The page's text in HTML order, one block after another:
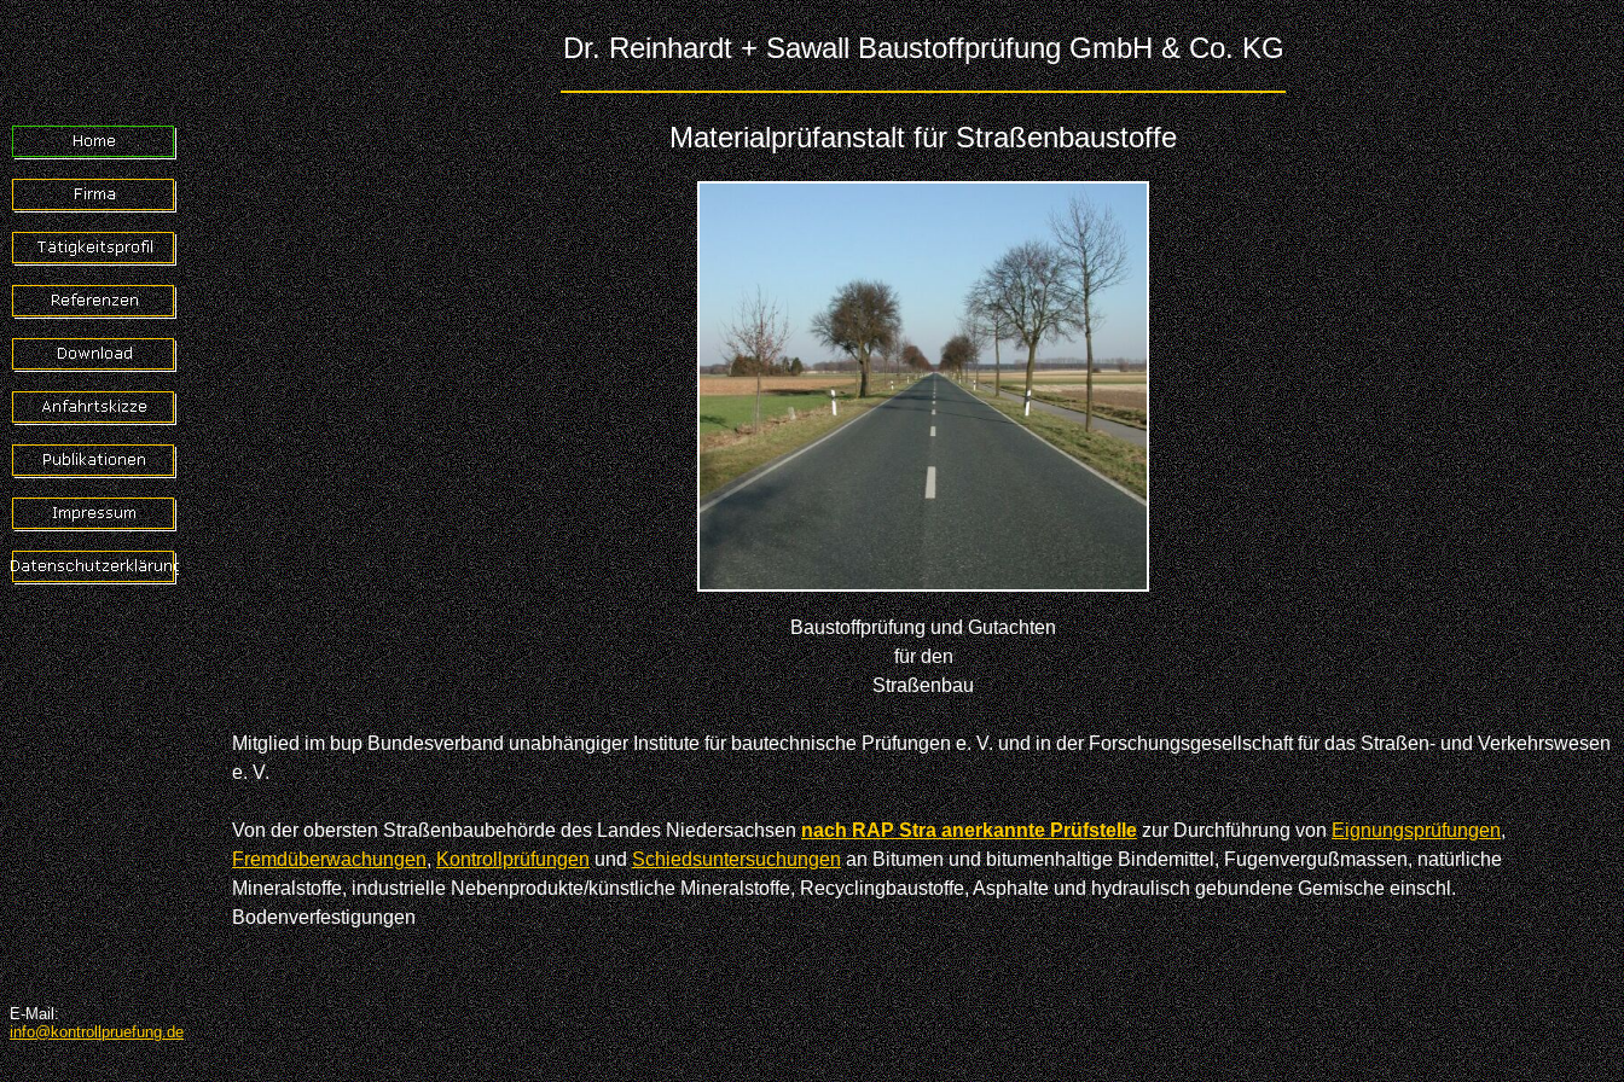
Dr. Reinhardt + Sawall Baustoffprüfung GmbH & Co. KG
Materialprüfanstalt für Straßenbaustoffe
Baustoffprüfung und Gutachten
für den
Straßenbau
Mitglied im bup Bundesverband unabhängiger Institute für bautechnische Prüfungen e. V. und in der Forschungsgesellschaft für das Straßen- und Verkehrswesen
e. V.
Von der obersten Straßenbaubehörde des Landes Niedersachsennach RAP Stra anerkannte Prüfstellezur Durchführung vonEignungsprüfungen,
Fremdüberwachungen,KontrollprüfungenundSchiedsuntersuchungenan Bitumen und bitumenhaltige Bindemittel, Fugenvergußmassen, natürliche
Mineralstoffe, industrielle Nebenprodukte/künstliche Mineralstoffe, Recyclingbaustoffe, Asphalte und hydraulisch gebundene Gemische einschl.
Bodenverfestigungen
E-Mail:
info@kontrollpruefung.de